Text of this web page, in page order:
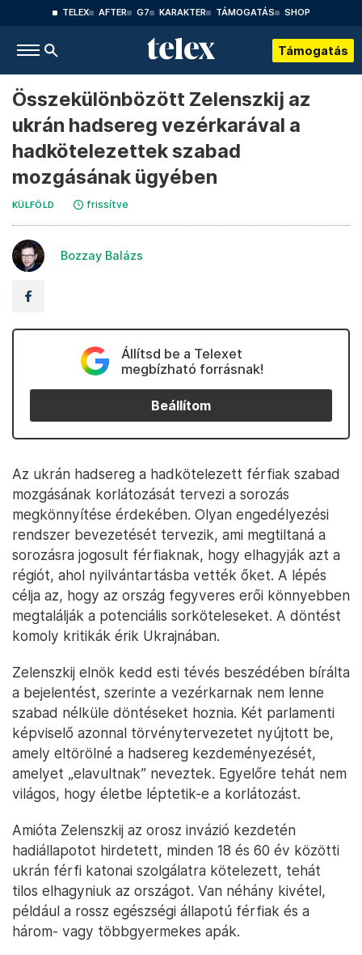
TELEX AFTER G7 KARAKTER TÁMOGATÁS SHOP
Támogatás
Összekülönbözött Zelenszkij az
ukrán hadsereg vezérkarával a
hadkötelezettek szabad
mozgásának ügyében
KÜLFÖLD frissítve
Bozzay Balázs
Állítsd be a Telexet
megbízható forrásnak!
Beállítom
Az ukrán hadsereg a hadkötelezett férfiak szabad
mozgásának korlátozását tervezi a sorozás
megkönnyítése érdekében. Olyan engedélyezési
rendszer bevezetését tervezik, ami megtiltaná a
sorozásra jogosult férfiaknak, hogy elhagyják azt a
régiót, ahol nyilvántartásba vették őket. A lépés
célja az, hogy az ország fegyveres erői könnyebben
megtalálják a potenciális sorköteleseket. A döntést
komoly kritikák érik Ukrajnában.
Zelenszkij elnök kedd esti tévés beszédében bírálta
a bejelentést, szerinte a vezérkarnak nem lenne
szabad nélküle döntéseket hoznia. Két parlamenti
képviselő azonnal törvénytervezetet nyújtott be,
amely eltörölné a hadsereg kezdeményezését,
amelyet „elavultnak” neveztek. Egyelőre tehát nem
világos, hogy életbe léptetik-e a korlátozást.
Amióta Zelenszkij az orosz invázió kezdetén
hadiállapotot hirdetett, minden 18 és 60 év közötti
ukrán férfi katonai szolgálatra kötelezett, tehát
tilos elhagyniuk az országot. Van néhány kivétel,
például a rossz egészségi állapotú férfiak és a
három- vagy többgyermekes apák.